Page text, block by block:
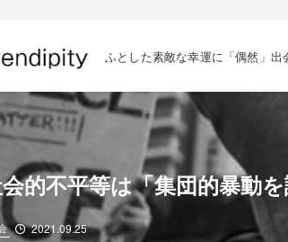
ふとした素敵な幸運に「偶然」出
的不平等は「集団的暴動
2021.09.25